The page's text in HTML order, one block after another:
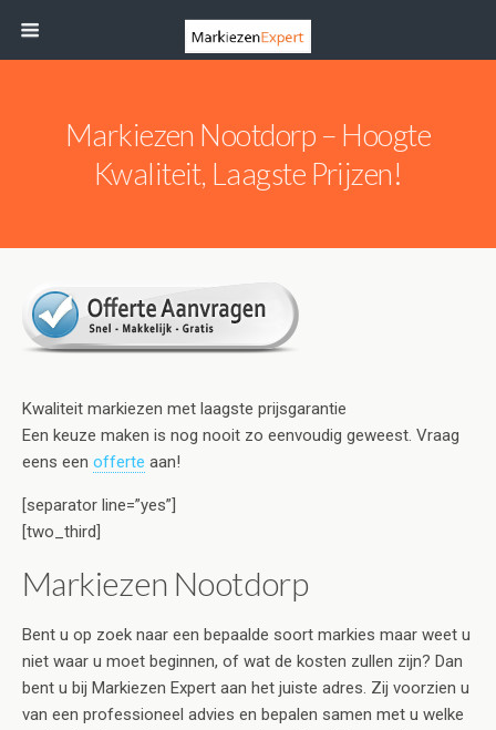
Markiezen Nootdorp – Hoogte
Kwaliteit, Laagste Prijzen!
Kwaliteit markiezen met laagste prijsgarantie
Een keuze maken is nog nooit zo eenvoudig geweest. Vraag
eens een offerte aan!
[separator line=”yes”]
[two_third]
Markiezen Nootdorp
Bent u op zoek naar een bepaalde soort markies maar weet u
niet waar u moet beginnen, of wat de kosten zullen zijn? Dan
bent u bij Markiezen Expert aan het juiste adres. Zij voorzien u
van een professioneel advies en bepalen samen met u welke